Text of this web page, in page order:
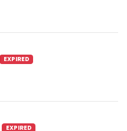
EXPIRED
EXPIRED